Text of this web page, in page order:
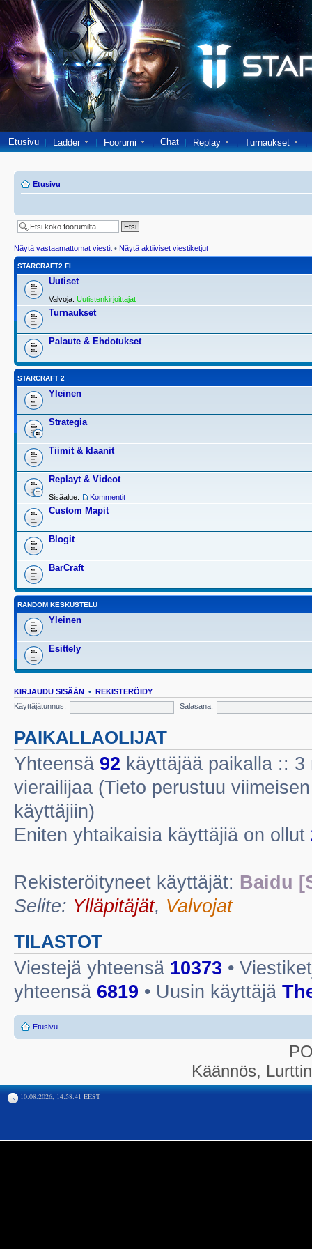
Etusivu Ladder Foorumi Chat Replay Turnaukset
Etusivu
Näytä vastaamattomat viestit • Näytä aktiiviset viestiketjut
STARCRAFT2.FI
Uutiset
Valvoja: Uutistenkirjoittajat
Turnaukset
Palaute & Ehdotukset
STARCRAFT 2
Yleinen
Strategia
Tiimit & klaanit
Replayt & Videot
Sisäalue: Kommentit
Custom Mapit
Blogit
BarCraft
RANDOM KESKUSTELU
Yleinen
Esittely
KIRJAUDU SISÄÄN • REKISTERÖIDY
Käyttäjätunnus:
Salasana:
PAIKALLAOLIJAT
Yhteensä 92 käyttäjää paikalla ::
vierailijaa (Tieto perustuu
käyttäjiin)
Eniten yhtaikaisia käyttäjiä on ollut
Rekisteröityneet käyttäjät: Baidu
Selite: Ylläpitäjät, Valvojat
TILASTOT
Viestejä yhteensä 10373 •
yhteensä 6819 • Uusin käyttäjä
Etusivu
Käännös,
10.08.2026, 14:58:41 EEST